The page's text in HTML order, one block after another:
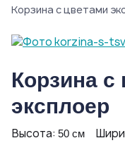
Корзина с цветами
Корзина с
эксплоер
Высота: 50 см